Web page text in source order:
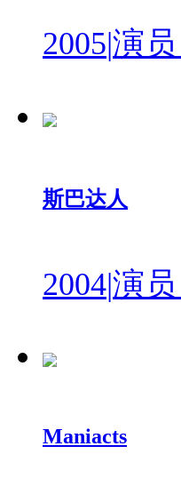
2005|演
斯巴达人
2004|演
Maniacts